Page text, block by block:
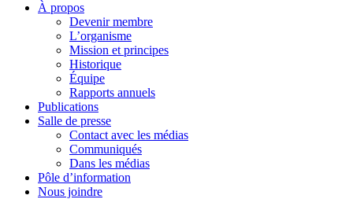
À propos
Devenir membre
L’organisme
Mission et principes
Historique
Équipe
Rapports annuels
Publications
Salle de presse
Contact avec les médias
Communiqués
Dans les médias
Pôle d’information
Nous joindre